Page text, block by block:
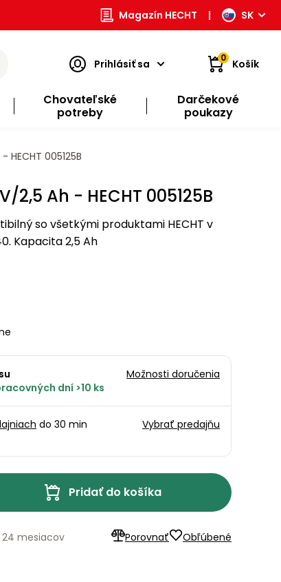
Magazín HECHT | SK
Prihlásiť sa 0 Košík
Chovateľské
potreby
Darčekové
poukazy
005125B
Ah - HECHT 005125B
so všetkými produktami HECHT v
Kapacita 2,5 Ah
dní >10 ks
Možnosti doručenia
do 30 min
Vybrať predajňu
Pridať do košíka
Porovnať Obľúbené
24 mesiacov